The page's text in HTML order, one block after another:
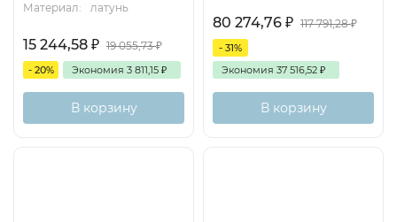
Материал:
латунь
15 244,58 ₽ 19 055,73₽
- 20% Экономия 3 811,15 ₽
В корзину
80 274,76 ₽ 117 791,28₽
- 31%
Экономия 37 516,52 ₽
В корзину